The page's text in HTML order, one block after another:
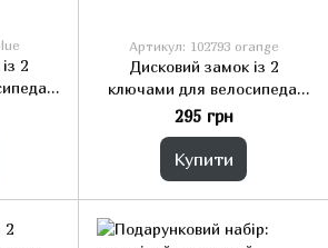
2
або
Артикул: 102793 orange
Дисковий замок із 2
ключами для велосипеда,
мотоцикла, мопеда або
електросамоката
помаранчевий Rawlink
295 грн
Купити